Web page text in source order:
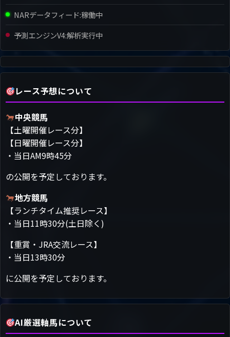
NARデータフィード:稼働中
予測エンジンV4:解析実行中
レース予想について
中央競馬
【土曜開催レース分】
【日曜開催レース分】
・当日AM9時45分
の公開を予定しております。
地方競馬
【ランチタイム推奨レース】
・当日11時30分(土日除く)
【重賞・JRA交流レース】
・当日13時30分
に公開を予定しております。
AI厳選軸馬について